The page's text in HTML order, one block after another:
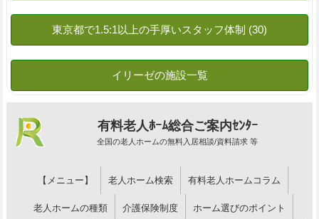
有料老人ﾎｰﾑ総合ご案内ｾﾝﾀｰ
全国の老人ホームの無料入居相談/資料請求 等
【メニュー】 老人ホーム検索 有料老人ホームコラム
老人ホームの種類 介護保険制度 ホーム選びのポイント